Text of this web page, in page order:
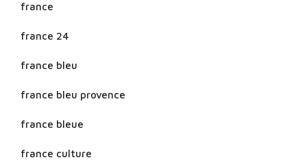
france
france 24
france bleu
france bleu provence
france bleue
france culture